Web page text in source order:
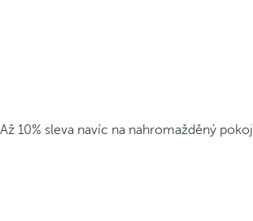
Až 10% sleva navíc na nahromažděný pokoj